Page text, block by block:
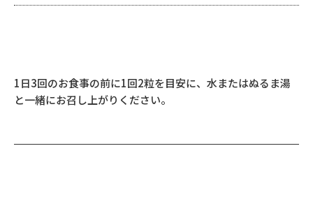
1日3回のお食事の前に1回2粒を目安に、水またはぬるま湯
と一緒にお召し上がりください。